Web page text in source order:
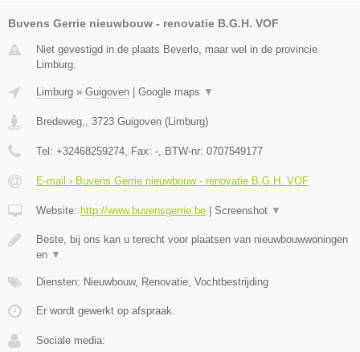
Buvens Gerrie nieuwbouw - renovatie B.G.H. VOF
Niet gevestigd in de plaats Beverlo, maar wel in de provincie
Limburg.
Limburg » Guigoven | Google maps ▼
Bredeweg, 3723 Guigoven (Limburg)
Tel: +32468259274 , Fax: - , BTW-nr: 0707549177
E-mail › Buvens Gerrie nieuwbouw - renovatie B.G.H. VOF
Website: http://www.buvensgerrie.be | Screenshot ▼
Beste, bij ons kan u terecht voor plaatsen van nieuwbouwwoningen
en ▼
Diensten: Nieuwbouw, Renovatie, Vochtbestrijding
Er wordt gewerkt op afspraak.
Sociale media: